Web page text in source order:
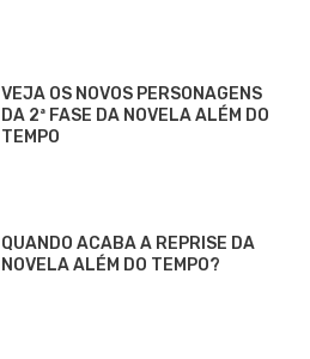
VEJA OS NOVOS PERSONAGENS
DA 2ª FASE DA NOVELA ALÉM DO
TEMPO
QUANDO ACABA A REPRISE DA
NOVELA ALÉM DO TEMPO?